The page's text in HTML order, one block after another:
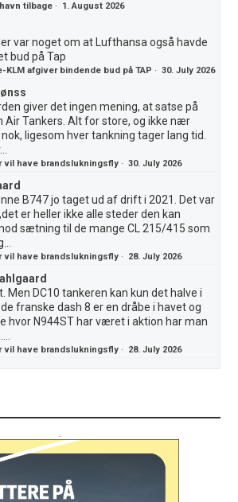
tilbage · 1. August 2026
var noget om at Lufthansa også havde
bud på Tap
KLM afgiver bindende bud på TAP ·30. July 2026
giver det ingen mening, at satse på
Air Tankers. Alt for store, og ikke nær
ligesom hver tankning tager lang tid.
vil have brandslukningsfly ·30. July 2026
B747 jo taget ud af drift i 2021. Det var
er heller ikke alle steder den kan
sætning til de mange CL 215/415 som
vil have brandslukningsfly · 28. July 2026
Men DC10 tankeren kan kun det halve i
franske dash 8 er en dråbe i havet og
hvor N944ST har været i aktion har man
vil have brandslukningsfly · 28. July 2026
.